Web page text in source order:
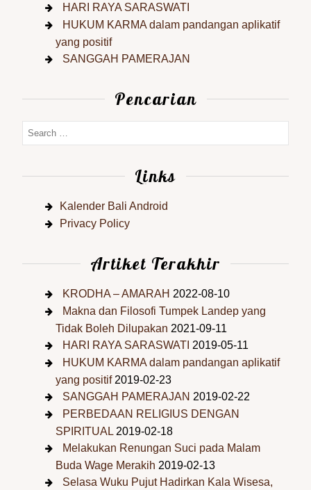
HARI RAYA SARASWATI
HUKUM KARMA dalam pandangan aplikatif
yang positif
SANGGAH PAMERAJAN
Pencarian
Links
Kalender Bali Android
Privacy Policy
Artiket Terakhir
KRODHA – AMARAH 2022-08-10
Makna dan Filosofi Tumpek Landep yang
Tidak Boleh Dilupakan 2021-09-11
HARI RAYA SARASWATI 2019-05-11
HUKUM KARMA dalam pandangan aplikatif
yang positif 2019-02-23
SANGGAH PAMERAJAN 2019-02-22
PERBEDAAN RELIGIUS DENGAN
SPIRITUAL 2019-02-18
Melakukan Renungan Suci pada Malam
Buda Wage Merakih 2019-02-13
Selasa Wuku Pujut Hadirkan Kala Wisesa,